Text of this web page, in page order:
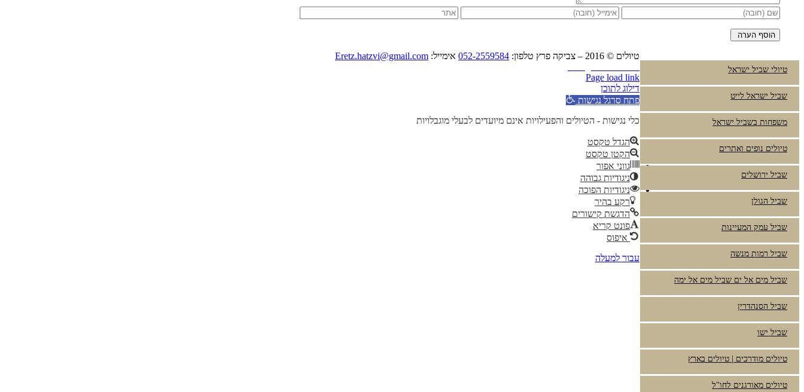
טיולי שביל ישראל
שביל ישראל לייט
משפחות בשביל ישראל
טיולים נופים ואתרים
שביל ירושלים
שביל הגולן
שביל עמק המעיינות
שביל רמות מנשה
שביל מים אל ים שביל מים אל ימה
שביל הסנהדרין
שביל ישו
טיולים מודרכים | טיולים בארץ
טיולים מאורגנים לחו"ל
טיולים © 2016 – צביקה פרץ טלפון: 052-2559584 אימייל: Eretz.hatzvi@gmail.com
Page load link
דילוג לתוכן
פתח סרגל נגישות
כלי נגישות - הטיולים והפעילויות אינם מיועדים לבעלי מוגבלויות
הגדל טקסט
הקטן טקסט
גווני אפור
ניגודיות גבוהה
ניגודיות הפוכה
רקע בהיר
הדגשת קישורים
פונט קריא
איפוס
עבור למעלה